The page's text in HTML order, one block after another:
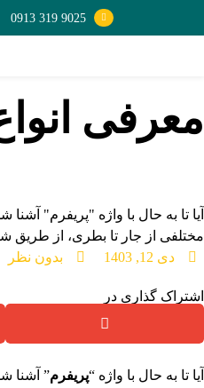
9025 319 0913
معرفی
آیا تا به حال با واژه "پریفرم"
مختلفی از جار تا بطری، از طریق
دی 12, 1403
بدون نظر
اشتراک گذاری در
آیا تا به حال با واژه “پریفرم” آشنا